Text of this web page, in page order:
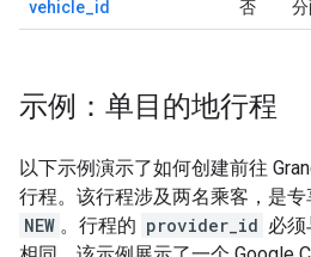
vehicle_id 否 分
示例：单目的地行程
以下示例演示了如何创建前往
行程。该行程涉及两名乘客，是
NEW 。行程的 provider_id 必须